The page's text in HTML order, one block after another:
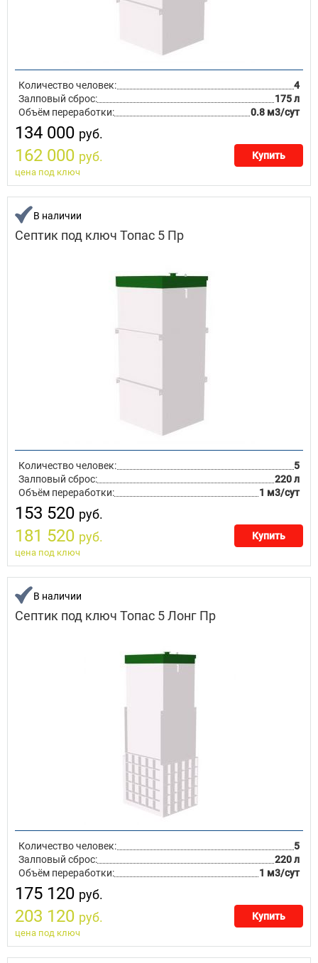
Количество человек:
4
Залповый сброс:
175 л
Объём переработки:
0.8 м3/сут
134 000 руб.
162 000 руб. Купить
цена под ключ
В наличии
Септик под ключ Топас 5 Пр
Количество человек:
5
Залповый сброс:
220 л
Объём переработки:
1 м3/сут
153 520 руб.
181 520 руб. Купить
цена под ключ
В наличии
Септик под ключ Топас 5 Лонг Пр
Количество человек:
5
Залповый сброс:
220 л
Объём переработки:
1 м3/сут
175 120 руб.
203 120 руб. Купить
цена под ключ